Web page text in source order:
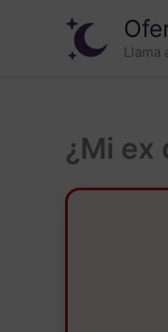
Llama
¿Mi ex